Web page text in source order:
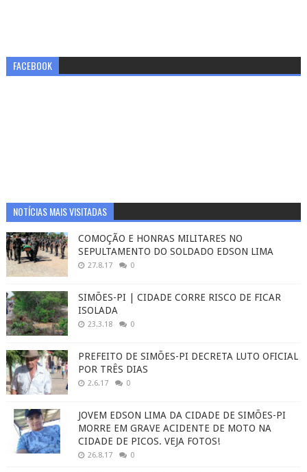
FACEBOOK
NOTÍCIAS MAIS VISITADAS
COMOÇÃO E HONRAS MILITARES NO
SEPULTAMENTO DO SOLDADO EDSON LIMA
27.8.17 0
SIMÕES-PI | CIDADE CORRE RISCO DE FICAR
ISOLADA
23.3.18 0
PREFEITO DE SIMÕES-PI DECRETA LUTO OFICIAL
POR TRÊS DIAS
2.6.17 0
JOVEM EDSON LIMA DA CIDADE DE SIMÕES-PI
MORRE EM GRAVE ACIDENTE DE MOTO NA
CIDADE DE PICOS. VEJA FOTOS!
26.8.17 0